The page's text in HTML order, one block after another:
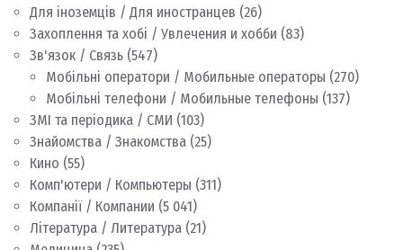
Для іноземців / Для иностранцев (26)
Захоплення та хобі / Увлечения и хобби (83)
Зв'язок / Связь (547)
Мобільні оператори / Мобильные операторы (270)
Мобільні телефони / Мобильные телефоны (137)
ЗМІ та періодика / СМИ (103)
Знайомства / Знакомства (25)
Кино (55)
Комп'ютери / Компьютеры (311)
Компанії / Компании (5 041)
Література / Литература (21)